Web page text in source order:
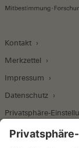
Kontakt
Merkzettel
Impressum
Datenschutz
Privatsphäre-